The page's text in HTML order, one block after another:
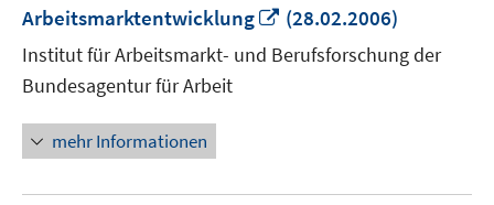
Arbeitsmarktentwicklung
In
neuem
Fenster
(28.02.2006)
Institut für Arbeitsmarkt- und Berufsforschung der
Bundesagentur für Arbeit
mehr Informationen